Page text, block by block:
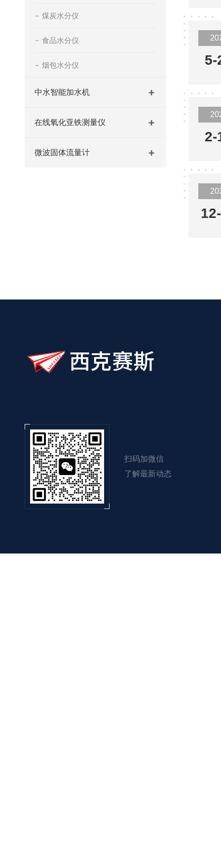
煤炭水分仪
食品水分仪
烟包水分仪
中水智能加水机
在线氧化亚铁测量仪
微波固体流量计
5-
2-
扫码加微信
了解最新动态